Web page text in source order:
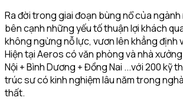
Ra đời trong giai đoạn bùng nổ của
bên cạnh những yếu tố thuận lợi khách
không ngừng nỗ lực, vươn lên khẳng định
Hiện tại Aeros có văn phòng và nhà xưởng
Nội + Bình Dương + Đồng Nai ...với 200 kỹ
trúc sư có kinh nghiệm lâu năm trong
thất.